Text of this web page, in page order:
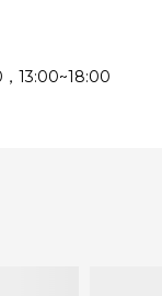
13:00~18:00